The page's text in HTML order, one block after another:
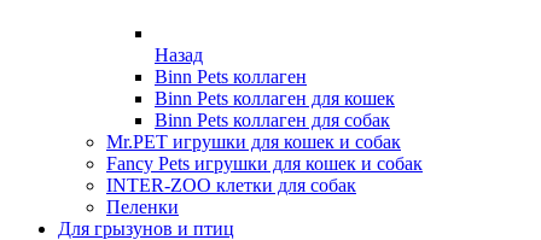
Назад
Binn Pets коллаген
Binn Pets коллаген для кошек
Binn Pets коллаген для собак
Mr.PET игрушки для кошек и собак
Fancy Pets игрушки для кошек и собак
INTER-ZOO клетки для собак
Пеленки
Для грызунов и птиц